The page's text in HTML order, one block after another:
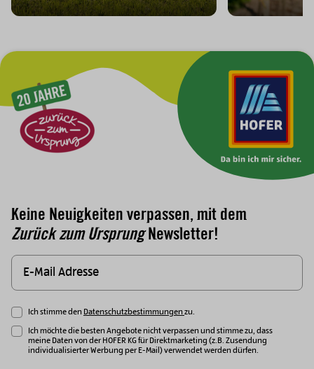
Zur Hauptnavigation
Keine Neuigkeiten verpassen, mit dem
Zurück zum UrsprungNewsletter!
Ich stimme den Datenschutzbestimmungenzu.
Ich möchte die besten Angebote nicht verpassen und stimme zu, dass
meine Daten von der HOFER KG für Direktmarketing (z.B. Zusendung
individualisierter Werbung per E-Mail) verwendet werden dürfen.